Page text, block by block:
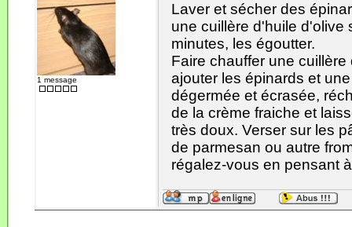
1 message
Laver et sécher des
une cuillère d'huile d'olive
minutes, les égoutter.
Faire chauffer une
ajouter les épinards et
dégermée et écrasée,
de la crème fraiche et
très doux. Verser sur les
de parmesan ou autre
régalez-vous en pensant